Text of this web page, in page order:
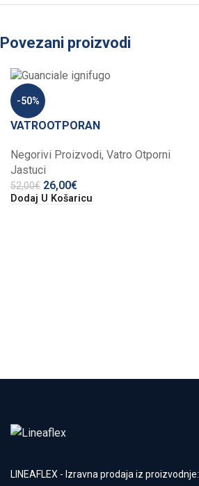
Povezani proizvodi
-50%
VATROOTPORAN
Negorivi Proizvodi, Vatro Otporni
Jastuci
52,00€ 26,00€
Dodaj U Košaricu
LINEAFLEX - Izravna prodaja iz proizvodnje: